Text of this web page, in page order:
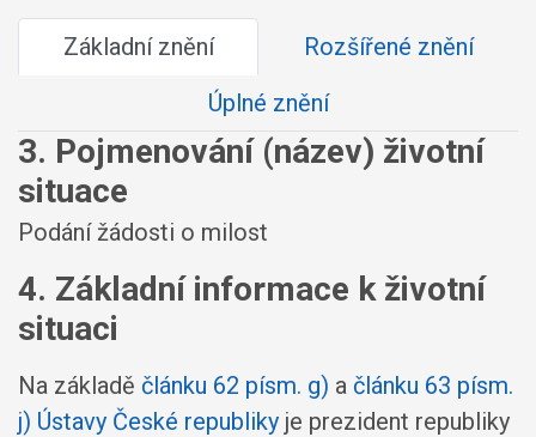
Základní znění
Rozšířené znění
Úplné znění
3. Pojmenování (název) životní
situace
Podání žádosti o milost
4. Základní informace k životní
situaci
Na základě článku 62 písm. g) a článku 63 písm.
j) Ústavy České republiky je prezident republiky